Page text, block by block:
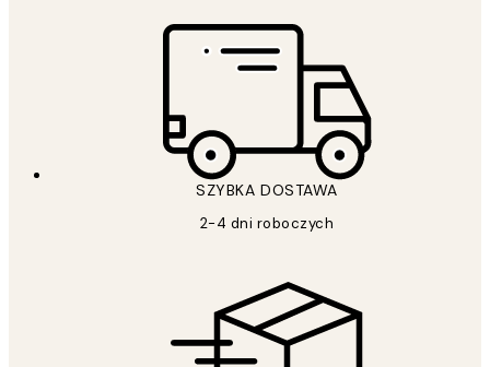
SZYBKA DOSTAWA
2-4 dni roboczych